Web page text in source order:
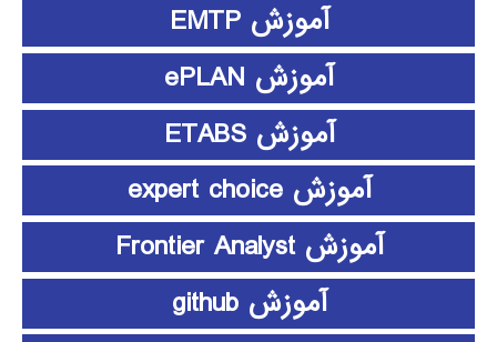
آموزش EMTP
آموزش ePLAN
آموزش ETABS
آموزش expert choice
آموزش Frontier Analyst
آموزش github